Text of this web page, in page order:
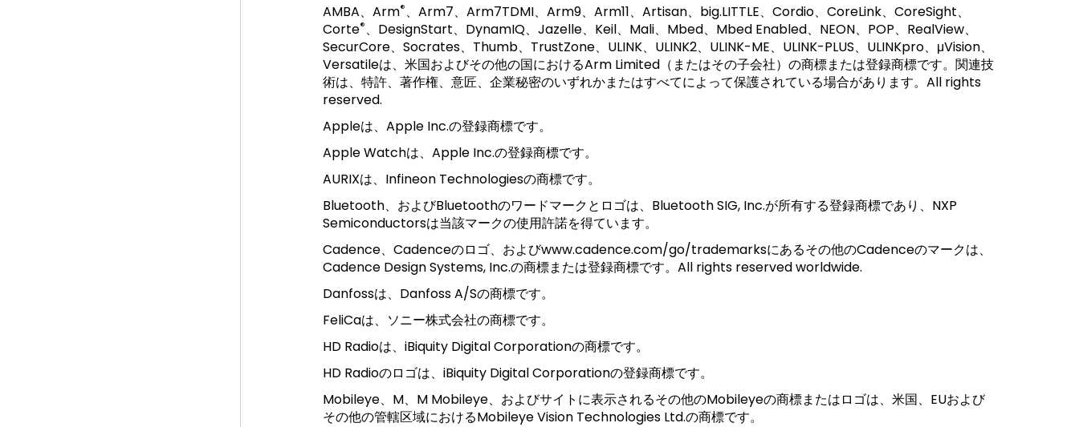
AMBA、Arm®、Arm7、Arm7TDMI、Arm9、Arm11、Artisan、big.LITTLE、Cordio、CoreLink、CoreSight、
Corte®、DesignStart、DynamIQ、Jazelle、Keil、Mali、Mbed、Mbed Enabled、NEON、POP、RealView、
SecurCore、Socrates、Thumb、TrustZone、ULINK、ULINK2、ULINK-ME、ULINK-PLUS、ULINKpro、μVision、
Versatileは、米国およびその他の国におけるArm Limited（またはその子会社）の商標または登録商標です。関連技
術は、特許、著作権、意匠、企業秘密のいずれかまたはすべてによって保護されている場合があります。All rights
reserved.
Appleは、Apple Inc.の登録商標です。
Apple Watchは、Apple Inc.の登録商標です。
AURIXは、Infineon Technologiesの商標です。
Bluetooth、およびBluetoothのワードマークとロゴは、Bluetooth SIG, Inc.が所有する登録商標であり、NXP
Semiconductorsは当該マークの使用許諾を得ています。
Cadence、Cadenceのロゴ、およびwww.cadence.com/go/trademarksにあるその他のCadenceのマークは、
Cadence Design Systems, Inc.の商標または登録商標です。All rights reserved worldwide.
Danfossは、Danfoss A/Sの商標です。
FeliCaは、ソニー株式会社の商標です。
HD Radioは、iBiquity Digital Corporationの商標です。
HD Radioのロゴは、iBiquity Digital Corporationの登録商標です。
Mobileye、M、M Mobileye、およびサイトに表示されるその他のMobileyeの商標またはロゴは、米国、EUおよび
その他の管轄区域におけるMobileye Vision Technologies Ltd.の商標です。